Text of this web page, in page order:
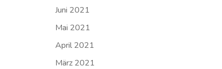
Juni 2021
Mai 2021
April 2021
März 2021